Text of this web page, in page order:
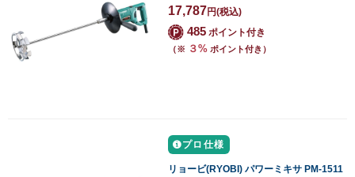
17,787円(税込)
485 ポイント付き
（※ ３% ポイント付き）
プロ仕様
リョービ(RYOBI) パワーミキサ PM-1511